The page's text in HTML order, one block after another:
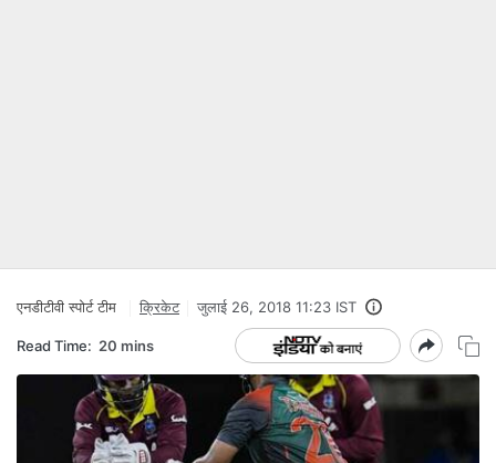
एनडीटीवी स्‍पोर्ट टीम क्रिकेट जुलाई 26, 2018 11:23 IST
Read Time: 20 mins